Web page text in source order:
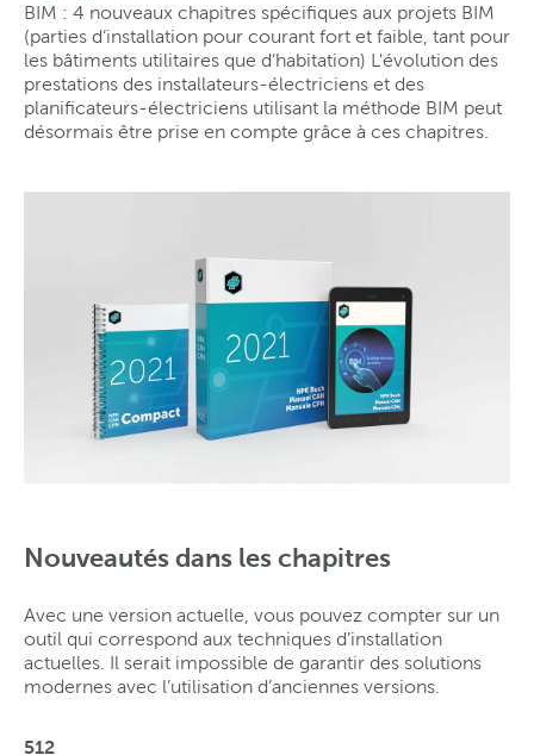
BIM : 4 nouveaux chapitres spécifiques aux projets BIM
(parties d’installation pour courant fort et faible, tant pour
les bâtiments utilitaires que d’habitation) L'évolution des
prestations des installateurs-électriciens et des
planificateurs-électriciens utilisant la méthode BIM peut
désormais être prise en compte grâce à ces chapitres.
Nouveautés dans les chapitres
Avec une version actuelle, vous pouvez compter sur un
outil qui correspond aux techniques d’installation
actuelles. Il serait impossible de garantir des solutions
modernes avec l’utilisation d’anciennes versions.
512